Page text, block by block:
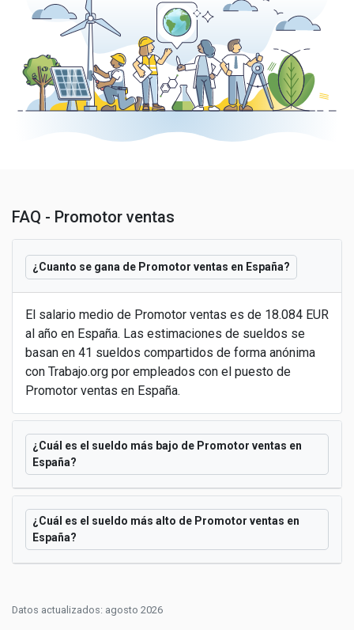
FAQ - Promotor ventas
¿Cuanto se gana de Promotor ventas en España?
El salario medio de Promotor ventas es de 18.084 EUR
al año en España. Las estimaciones de sueldos se
basan en 41 sueldos compartidos de forma anónima
con Trabajo.org por empleados con el puesto de
Promotor ventas en España.
¿Cuál es el sueldo más bajo de Promotor ventas en
España?
¿Cuál es el sueldo más alto de Promotor ventas en
España?
Datos actualizados: agosto 2026